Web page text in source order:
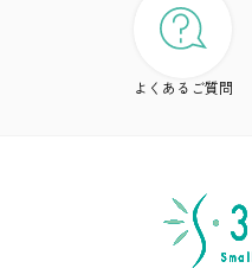
よくあるご質問